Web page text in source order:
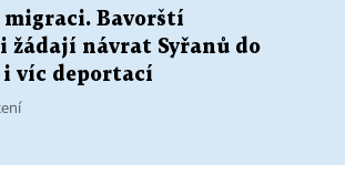
Bavorští
žádají návrat Syřanů do
víc deportací